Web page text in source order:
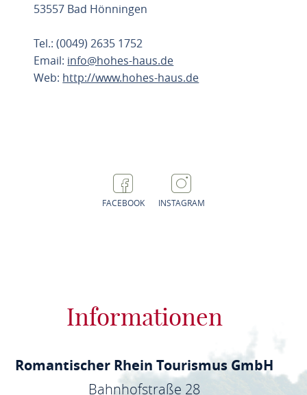
53557 Bad Hönningen
Tel.: (0049) 2635 1752
Email: info@hohes-haus.de
Web: http://www.hohes-haus.de
FACEBOOK INSTAGRAM
Informationen
Romantischer Rhein Tourismus GmbH
Bahnhofstraße 28